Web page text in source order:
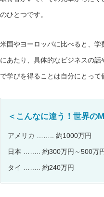
のひとつです。
米国やヨーロッパに比べると、
にあたり、具体的なビジネスの
で学びを得ることは自分にとっ
＜こんなに違う！世界の
アメリカ …….. 約1000万円
日本 …….. 約300万円～500万
タイ …….. 約240万円